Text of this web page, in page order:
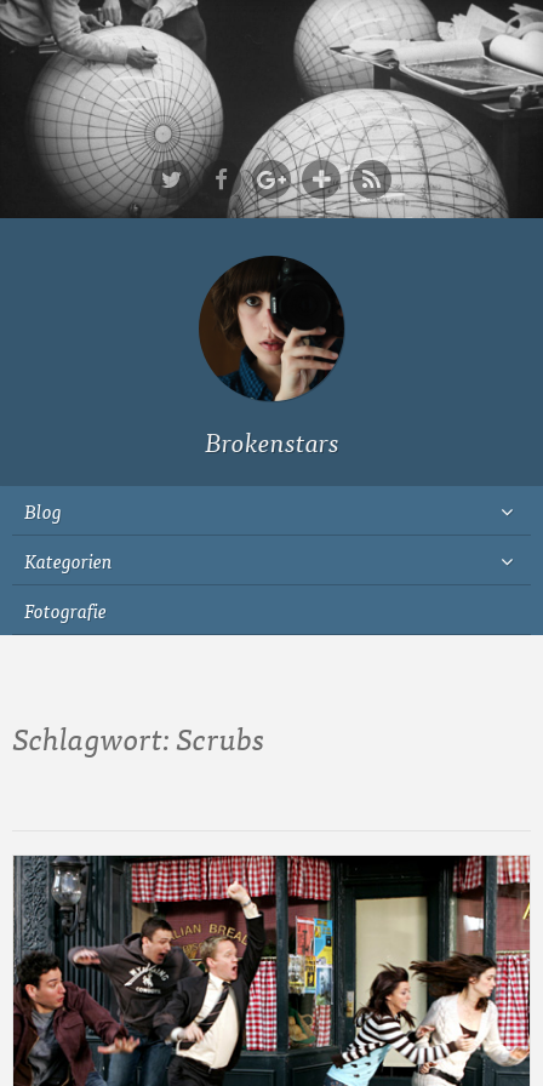
Ich bin Fyn,
23, und
wohne in
Köln
Brokenstars
Blog
Kategorien
Fotografie
Schlagwort:Scrubs